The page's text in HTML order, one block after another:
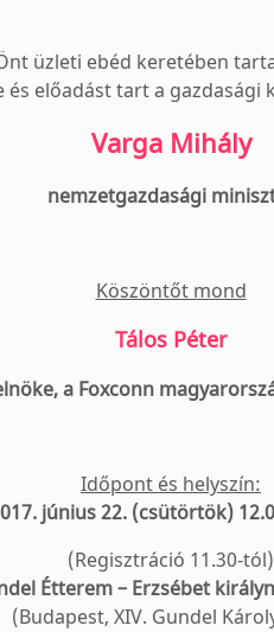
üzleti ebéd keretében
és előadást tart a
Varga Mihály
nemzetgazdasági
Köszöntőt mond
Tálos Péter
a Foxconn
Időpont és helyszín:
június 22. (csütörtök)
(Regisztráció 11.30-tól)
Étterem – Erzsébet
(Budapest, XIV. Gundel